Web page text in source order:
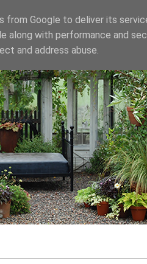
from Google to deliver its
along with performance and
and address abuse.